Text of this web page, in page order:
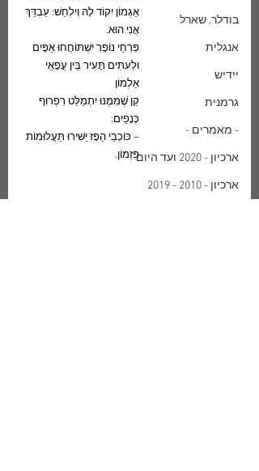
בודלר, שארל
אנגלית
יידיש
גרמנית
- מאמרים -
ארכיון - 2020 ועד היום
ארכיון - 2010 - 2019
אַגְמוֹן יִקוֹד לָהּ וְיִלְחַשׁ: עַבְדֵּךְ
אֲנִי הוּא.
פִּרְחֵי נוֹפָר יִשְׁתּוֹחֲחוּ אַפָּיִם
וּלְעִתִּים תָּעִיר בֵּין עֳפָאֵי
אַלְמוֹן
קֵן שֶׁמִּמֶּנּוּ יִתְמַלֵּט רִפְרוּף
כְּנָפַיִם:
– כּוֹכְבֵי הַפָּז יַשִּׁירוּ תַּעֲלוּמוֹת
פִּזְמוֹן.